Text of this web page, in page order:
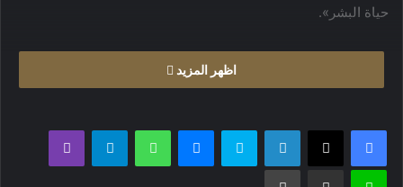
حياة البشر».
اظهر المزيد
فيسبوك X لينكدإن سكايب ماسنجر واتساب تيلقرام ڤايبر
لاين مشاركة عبر البريد طباعة